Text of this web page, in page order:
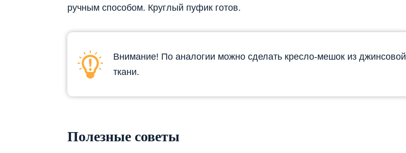
ручным способом. Круглый пуфик готов.
Внимание! По аналогии можно сделать кресло-мешок из джинсовой
ткани.
Полезные советы